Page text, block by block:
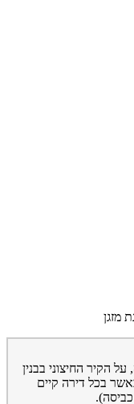
מזגן
הקיר החיצוני בבנין
בכל דירה קיים